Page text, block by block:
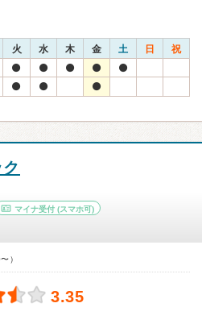
火 水 木 金 土 日 祝
マイナ受付 (スマホ可)
）
3.35